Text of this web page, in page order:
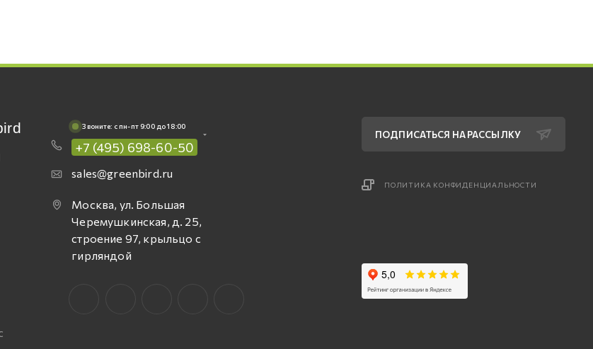
Звоните: c пн-пт 9:00 до 18:00
+7 (495) 698-60-50
sales@greenbird.ru
Москва, ул. Большая
Черемушкинская, д. 25,
строение 97, крыльцо с
гирляндой
ПОДПИСАТЬСЯ НА РАССЫЛКУ
ПОЛИТИКА КОНФИДЕНЦИАЛЬНОСТИ